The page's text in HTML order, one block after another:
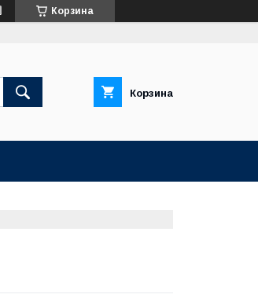
Корзина
Корзина